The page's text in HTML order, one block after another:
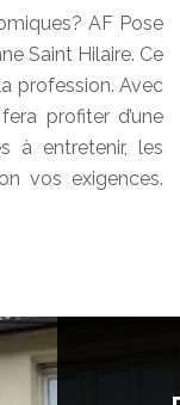
AF Pose
Saint Hilaire. Ce
profession. Avec
profiter d’une
à entretenir, les
vos exigences.